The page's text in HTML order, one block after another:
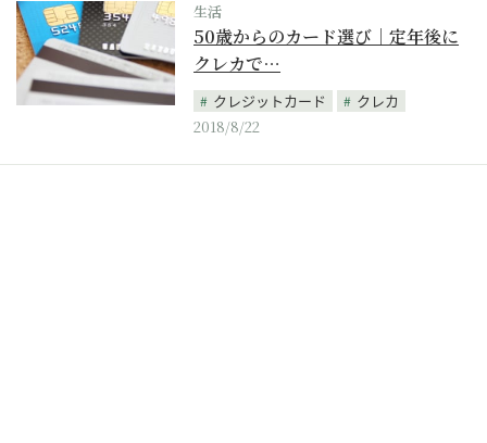
生活
50歳からのカード選び｜定年後に
クレカで…
クレジットカード
クレカ
2018/8/22